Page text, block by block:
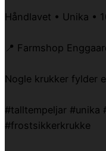
Håndlavet • Unika •
📍 Farmshop
Nogle krukker fylder
#talltempeljar #unika
#frostsikkerkrukke